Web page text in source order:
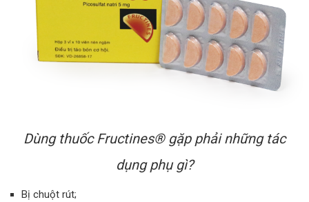
Dùng thuốc Fructines® gặp phải những tác
dụng phụ gì?
Bị chuột rút;